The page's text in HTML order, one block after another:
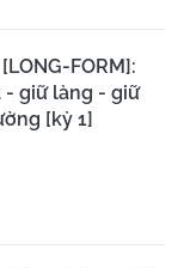
[LONG-FORM]:
- giữ làng - giữ
[kỳ 1]